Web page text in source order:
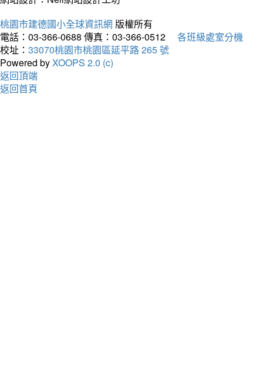
桃園市建德國小全球資訊網 版權所有
電話：03-366-0688 傳真：03-366-0512
各班級處室分機
校址： 33070桃園市桃園區延平路 265 號
Powered byXOOPS 2.0 (c)
返回頂端
返回首頁